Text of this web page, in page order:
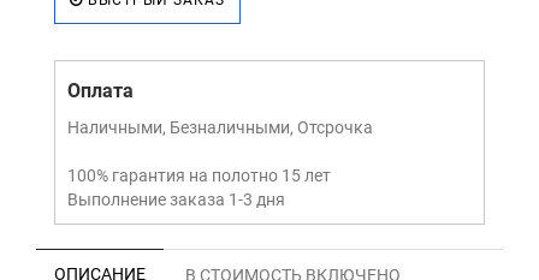
Оплата
Наличными, Безналичными, Отсрочка
100% гарантия на полотно 15 лет
Выполнение заказа 1-3 дня
ОПИСАНИЕ В СТОИМОСТЬ ВКЛЮЧЕНО